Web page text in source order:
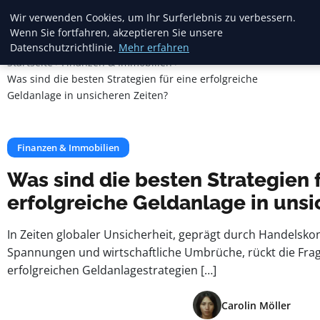
Crema Gelato
Startseite
Finanzen & Immobilien
Was sind die besten Strategien für eine erfolgreiche
Geldanlage in unsicheren Zeiten?
Finanzen & Immobilien
Was sind die besten Strategien
erfolgreiche Geldanlage in
In Zeiten globaler Unsicherheit, geprägt durch
Spannungen und wirtschaftliche Umbrüche, rückt die
erfolgreichen Geldanlagestrategien […]
Carolin Möller
Wir verwenden Cookies, um Ihr Surferlebnis zu verbessern.
Wenn Sie fortfahren, akzeptieren Sie unsere
Datenschutzrichtlinie. Mehr erfahren